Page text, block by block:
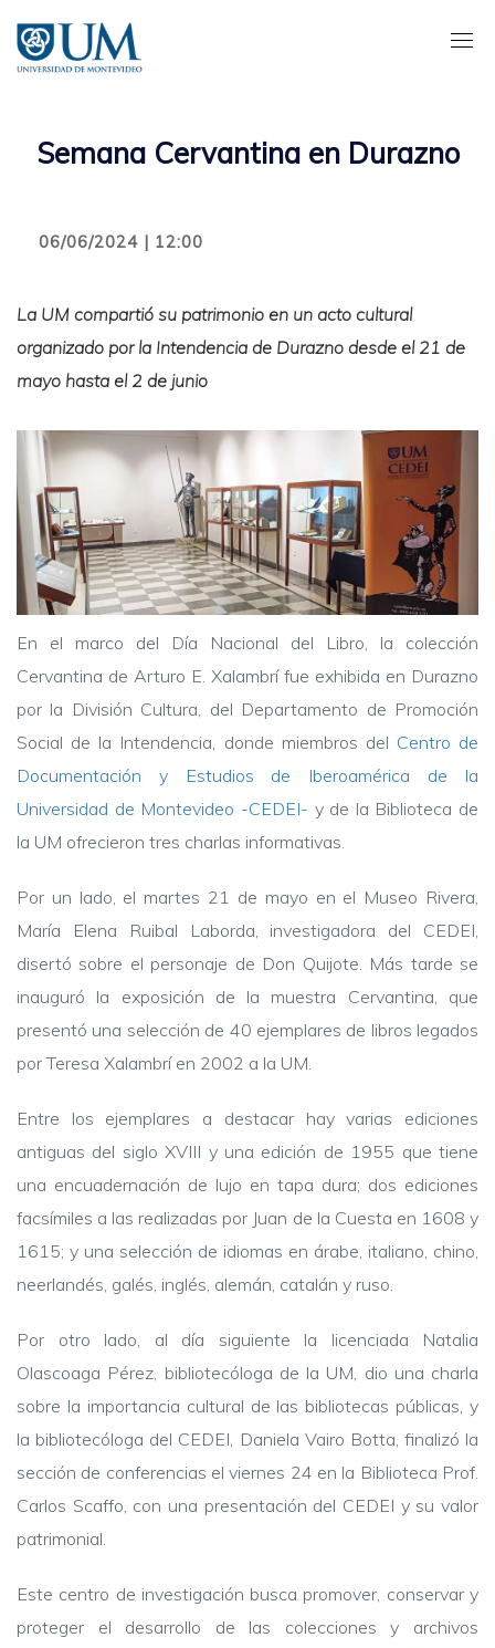
contenido
principal
Semana Cervantina en Durazno
06/06/2024 | 12:00
La UM compartió su patrimonio en un acto cultural
organizado por la Intendencia de Durazno desde el 21 de
mayo hasta el 2 de junio
En el marco del Día Nacional del Libro, la colección
Cervantina de Arturo E. Xalambrí fue exhibida en Durazno
por la División Cultura, del Departamento de Promoción
Social de la Intendencia, donde miembros del Centro de
Documentación y Estudios de Iberoamérica de la
Universidad de Montevideo -CEDEI- y de la Biblioteca de
la UM ofrecieron tres charlas informativas.
Por un lado, el martes 21 de mayo en el Museo Rivera,
María Elena Ruibal Laborda, investigadora del CEDEI,
disertó sobre el personaje de Don Quijote. Más tarde se
inauguró la exposición de la muestra Cervantina, que
presentó una selección de 40 ejemplares de libros legados
por Teresa Xalambrí en 2002 a la UM.
Entre los ejemplares a destacar hay varias ediciones
antiguas del siglo XVIII y una edición de 1955 que tiene
una encuadernación de lujo en tapa dura; dos ediciones
facsímiles a las realizadas por Juan de la Cuesta en 1608 y
1615; y una selección de idiomas en árabe, italiano, chino,
neerlandés, galés, inglés, alemán, catalán y ruso.
Por otro lado, al día siguiente la licenciada Natalia
Olascoaga Pérez, bibliotecóloga de la UM, dio una charla
sobre la importancia cultural de las bibliotecas públicas, y
la bibliotecóloga del CEDEI, Daniela Vairo Botta, finalizó la
sección de conferencias el viernes 24 en la Biblioteca Prof.
Carlos Scaffo, con una presentación del CEDEI y su valor
patrimonial.
Este centro de investigación busca promover, conservar y
proteger el desarrollo de las colecciones y archivos